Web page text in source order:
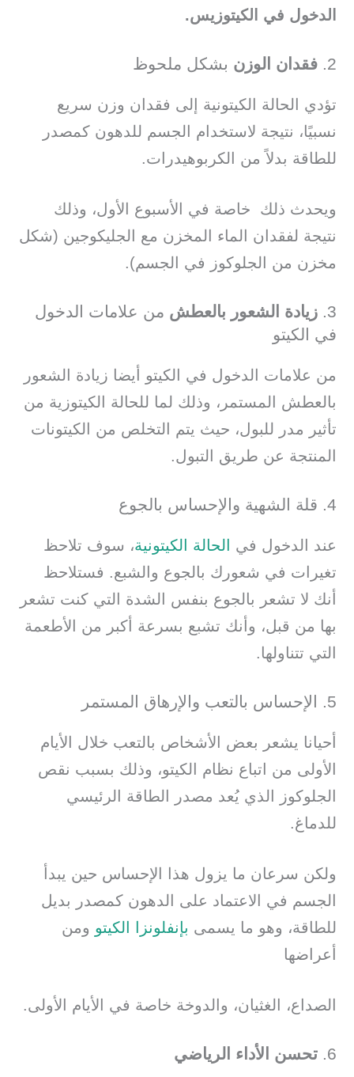
الدخول في الكيتوزيس.
2. فقدان الوزن بشكل ملحوظ
تؤدي الحالة الكيتونية إلى فقدان وزن سريع
نسبيًا، نتيجة لاستخدام الجسم للدهون كمصدر
للطاقة بدلاً من الكربوهيدرات.
ويحدث ذلك خاصة في الأسبوع الأول، وذلك
نتيجة لفقدان الماء المخزن مع الجليكوجين (شكل
مخزن من الجلوكوز في الجسم).
3. زيادة الشعور بالعطش من علامات الدخول
في الكيتو
من علامات الدخول في الكيتو أيضا زيادة الشعور
بالعطش المستمر، وذلك لما للحالة الكيتوزية من
تأثير مدر للبول، حيث يتم التخلص من الكيتونات
المنتجة عن طريق التبول.
4. قلة الشهية والإحساس بالجوع
عند الدخول في الحالة الكيتونية، سوف تلاحظ
تغيرات في شعورك بالجوع والشبع. فستلاحظ
أنك لا تشعر بالجوع بنفس الشدة التي كنت تشعر
بها من قبل، وأنك تشبع بسرعة أكبر من الأطعمة
التي تتناولها.
5. الإحساس بالتعب والإرهاق المستمر
أحيانا يشعر بعض الأشخاص بالتعب خلال الأيام
الأولى من اتباع نظام الكيتو، وذلك بسبب نقص
الجلوكوز الذي يُعد مصدر الطاقة الرئيسي
للدماغ.
ولكن سرعان ما يزول هذا الإحساس حين يبدأ
الجسم في الاعتماد على الدهون كمصدر بديل
للطاقة، وهو ما يسمى بإنفلونزا الكيتو ومن
أعراضها
الصداع، الغثيان، والدوخة خاصة في الأيام الأولى.​
6. تحسن الأداء الرياضي